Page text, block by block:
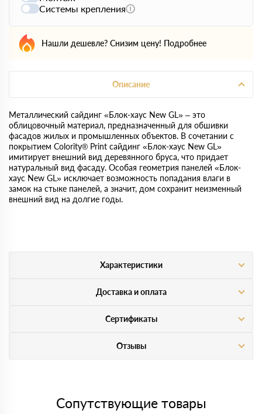
Системы крепления
Нашли дешевле? Снизим цену! Подробнее
Описание
Металлический сайдинг «Блок-хаус New GL» – это
облицовочный материал, предназначенный для обшивки
фасадов жилых и промышленных объектов. В сочетании с
покрытием Colority® Print сайдинг «Блок-хаус New GL»
имитирует внешний вид деревянного бруса, что придает
натуральный вид фасаду. Особая геометрия панелей «Блок-
хаус New GL» исключает возможность попадания влаги в
замок на стыке панелей, а значит, дом сохранит неизменный
внешний вид на долгие годы.
Характеристики
Доставка и оплата
Сертификаты
Отзывы
Сопутствующие товары